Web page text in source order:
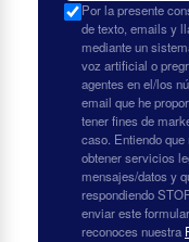
Por la presente
de texto, emails y
mediante un
voz artificial o
agentes en el/los
email que he
tener fines de
caso. Entiendo
obtener servicios
mensajes/datos y
respondiendo
enviar este
reconoces nuestra